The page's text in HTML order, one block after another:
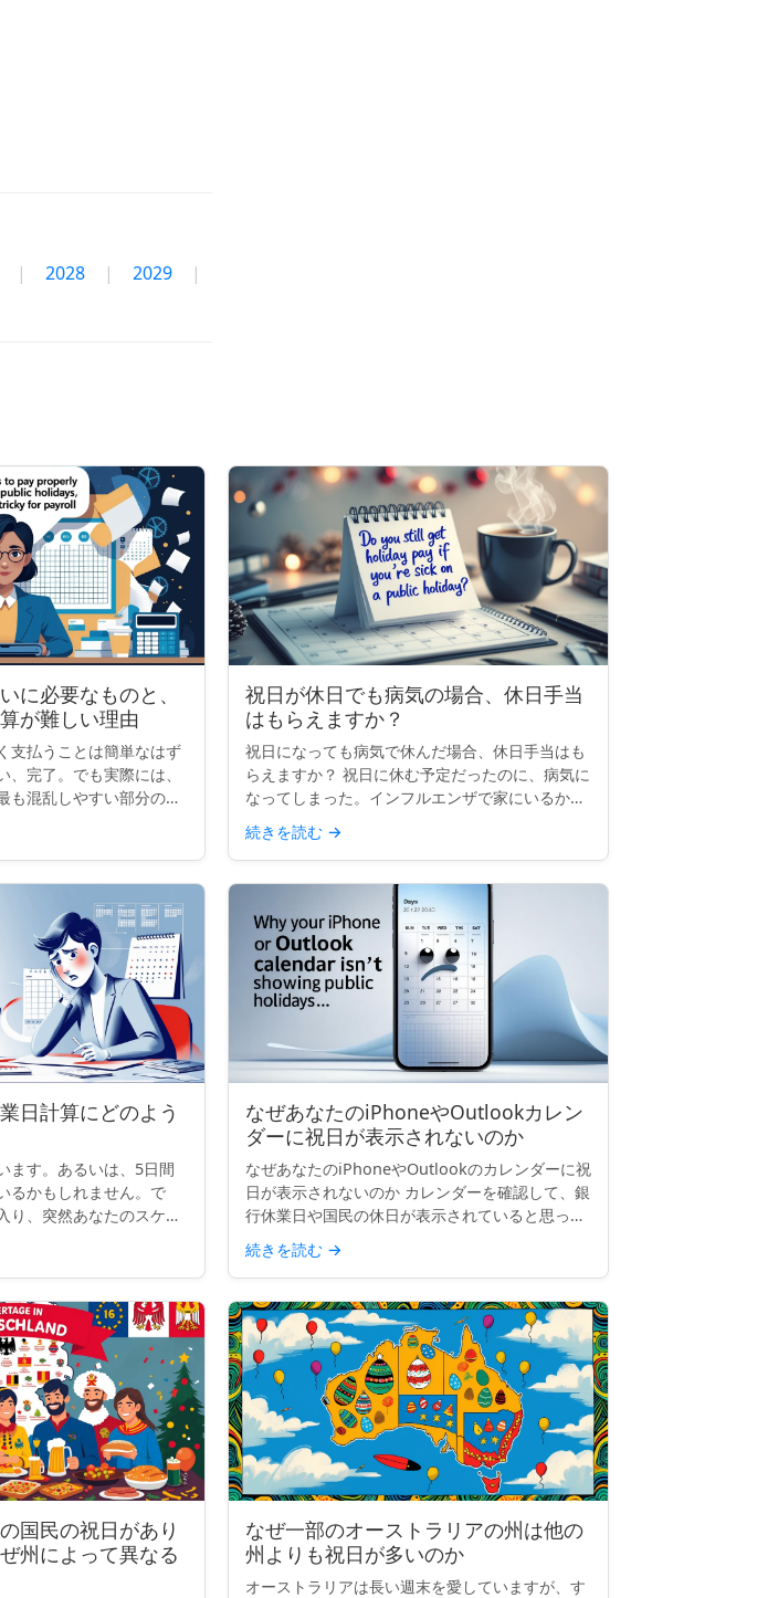
| 2028 | 2029
|
に必要なものと、
が難しい理由
支払うことは簡単なはず
完了。でも実際には、
も混乱しやすい部分の一
祝日ルールが異なる
ライアンスの頭痛の種
...
祝日が休日でも病気の場合、休日手当
はもらえますか？
祝日になっても病気で休んだ場合、休日手当はも
らえますか？ 祝日に休む予定だったのに、病気に
なってしまった。インフルエンザで家にいるか、
病院にいるかもしれません。その祝日の給料はも
らえますか？これはよくある質問で、答えはあな
たの働いている場所...
続きを読む →
日計算にどのよう
ます。あるいは、5日間
るかもしれません。で
り、突然あなたのスケジ
その日もカウントされ
日数の計算をすると
て...
なぜあなたのiPhoneやOutlookカレン
ダーに祝日が表示されないのか
なぜあなたのiPhoneやOutlookのカレンダーに祝
日が表示されないのか カレンダーを確認して、銀
行休業日や国民の休日が表示されていると思った
ら、空白になっていることがあります。「イース
ター・マンデー」も、「労働者の日」も、「独立
記念日...
続きを読む →
国民の祝日があり
州によって異なる
なぜ一部のオーストラリアの州は他の
州よりも祝日が多いのか
オーストラリアは長い週末を愛していますが、す